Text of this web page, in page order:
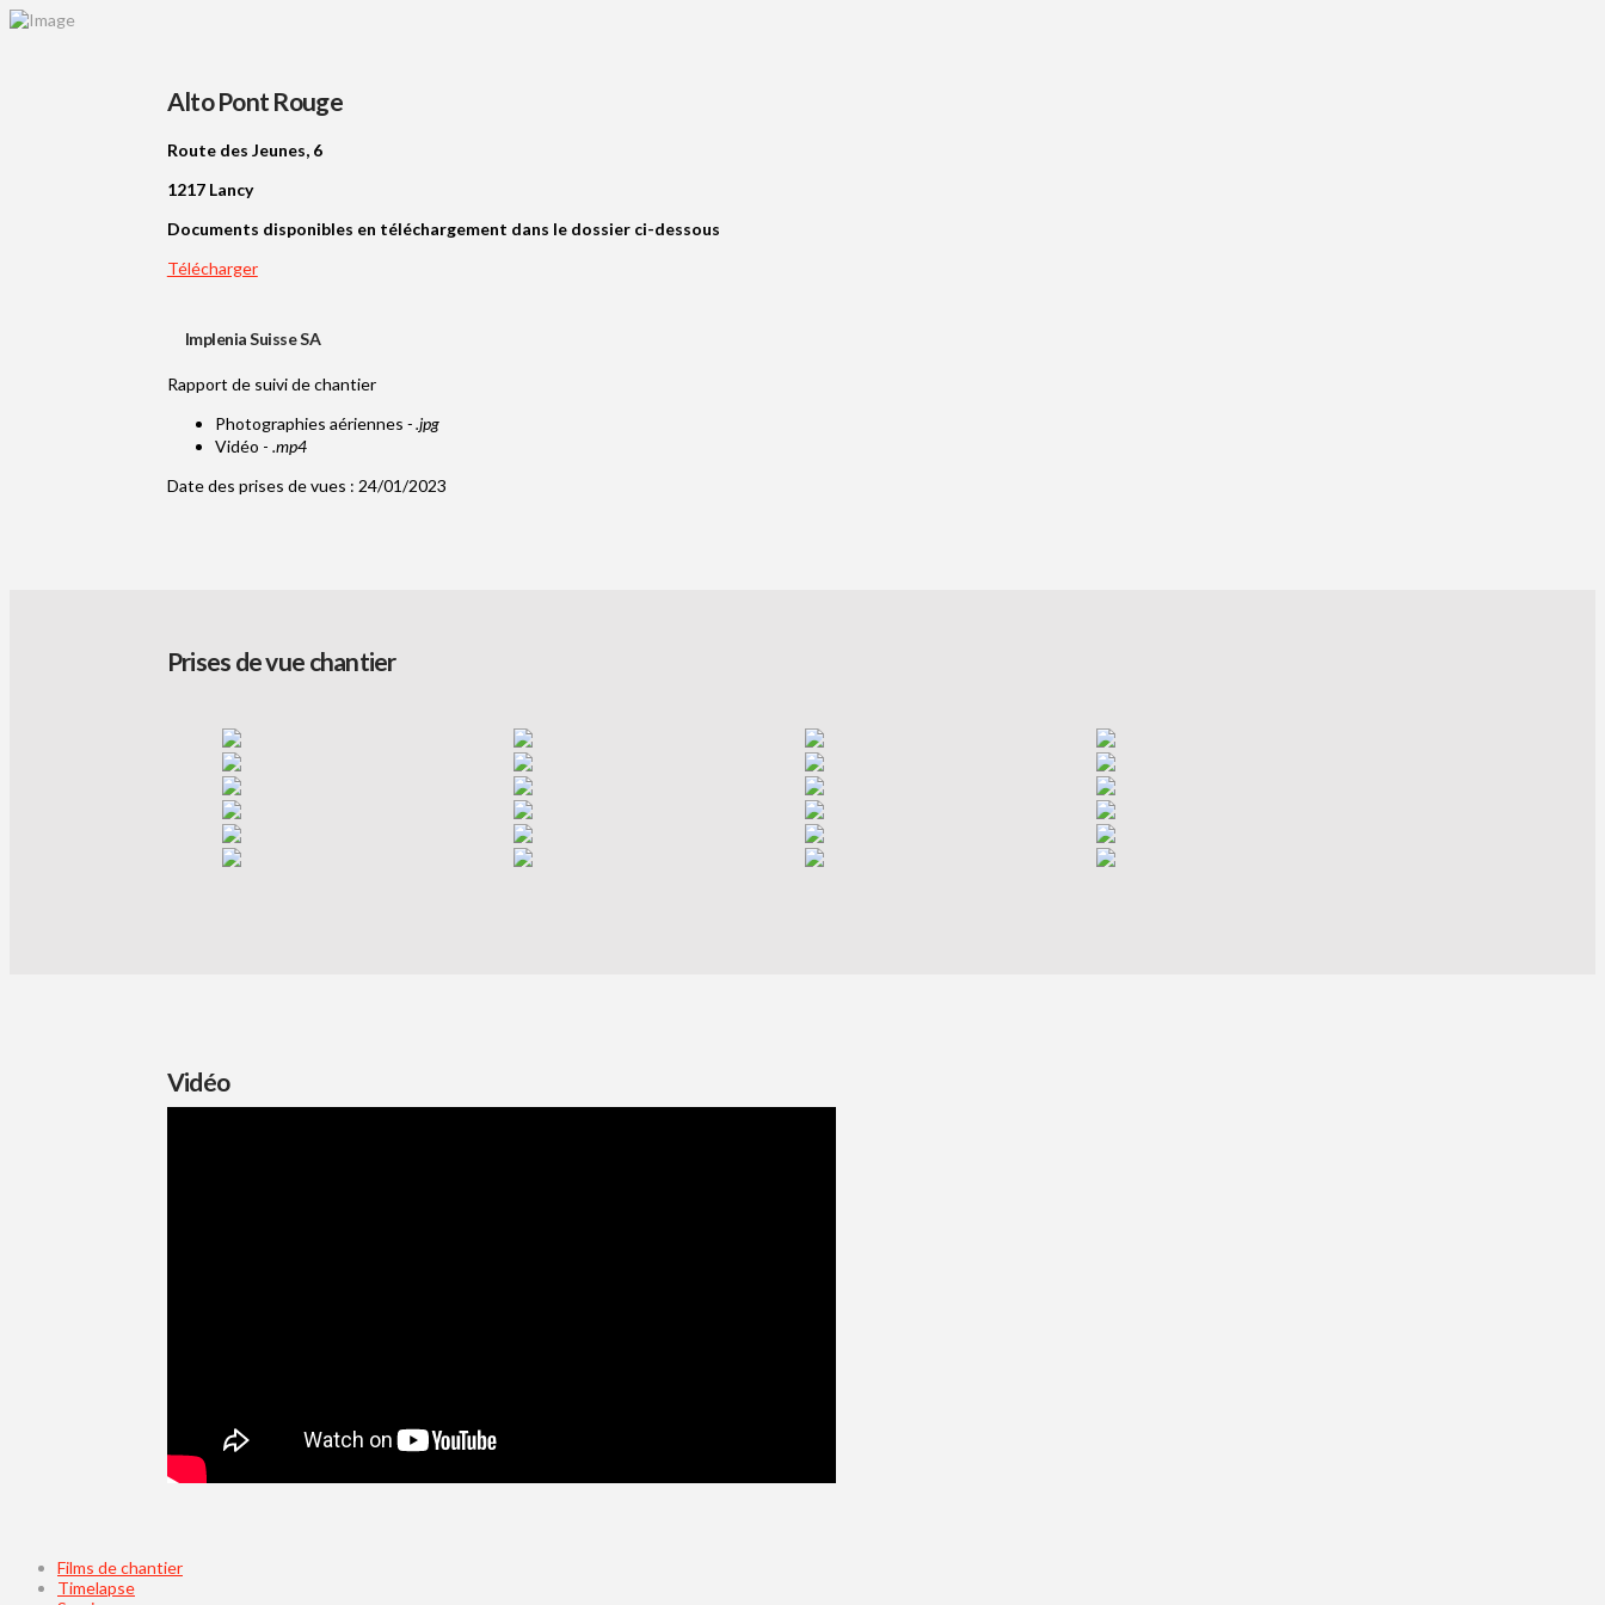
Alto Pont Rouge
Route des Jeunes, 6
1217 Lancy
Documents disponibles en téléchargement dans le dossier ci-dessous
Télécharger
Implenia Suisse SA
Rapport de suivi de chantier
Photographies aériennes - .jpg
Vidéo - .mp4
Date des prises de vues : 24/01/2023
Prises de vue chantier
Vidéo
Films de chantier
Timelapse